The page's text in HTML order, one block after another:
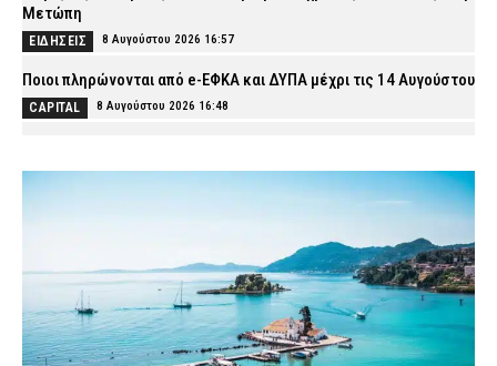
Μετώπη
ΕΙΔΗΣΕΙΣ 8 Αυγούστου 2026 16:57
Ποιοι πληρώνονται από e-ΕΦΚΑ και ΔΥΠΑ μέχρι τις 14 Αυγούστου
CAPITAL 8 Αυγούστου 2026 16:48
περιφέρειες βρίσκονται σε συναγερμό
ΕΙΔΗΣΕΙΣ 8 Αυγούστου 2026 16:14
Φωτιά σε χαμηλή βλάστηση στη Σίνδο Θεσσαλονίκης – Ισχυρή
κινητοποίηση της Πυροσβεστικής